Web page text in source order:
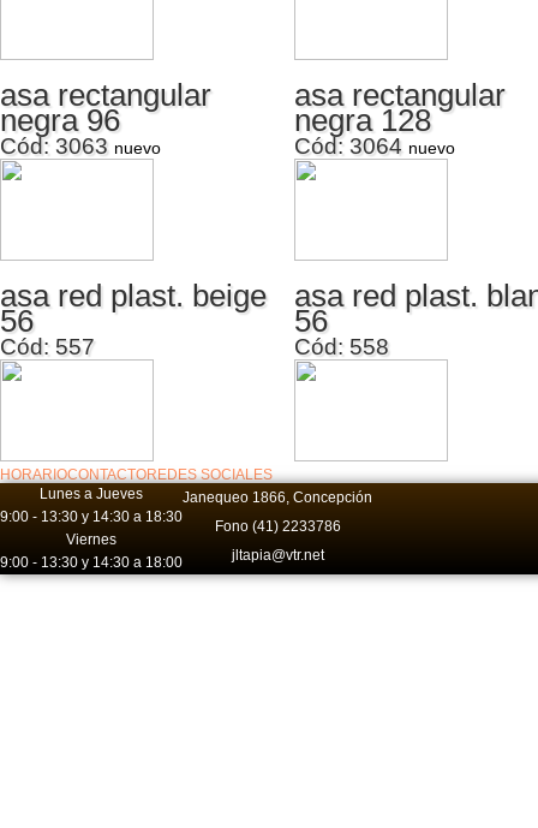
asa rectangular
negra 96
Cód: 3063 nuevo
asa rectangular
negra 128
Cód: 3064 nuevo
asa red plast. beige
56
Cód: 557
asa red plast.
56
Cód: 558
HORARIOCONTACTOREDES SOCIALES
Lunes a Jueves
9:00 - 13:30 y 14:30 a 18:30
Viernes
9:00 - 13:30 y 14:30 a 18:00
Janequeo 1866, Concepción
Fono (41) 2233786
jltapia@vtr.net